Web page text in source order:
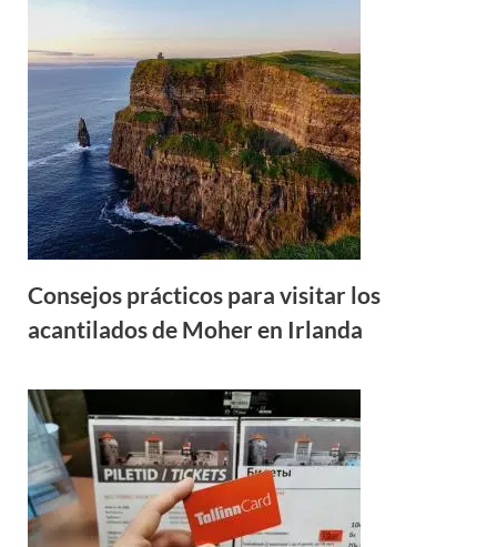
Consejos prácticos para visitar los
acantilados de Moher en Irlanda